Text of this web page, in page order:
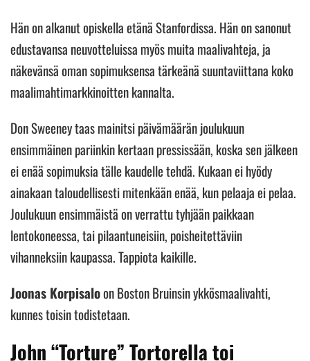
Hän on alkanut opiskella etänä Stanfordissa. Hän on sanonut
edustavansa neuvotteluissa myös muita maalivahteja, ja
näkevänsä oman sopimuksensa tärkeänä suuntaviittana koko
maalimahtimarkkinoitten kannalta.
Don Sweeney taas mainitsi päivämäärän joulukuun
ensimmäinen pariinkin kertaan pressissään, koska sen jälkeen
ei enää sopimuksia tälle kaudelle tehdä. Kukaan ei hyödy
ainakaan taloudellisesti mitenkään enää, kun pelaaja ei pelaa.
Joulukuun ensimmäistä on verrattu tyhjään paikkaan
lentokoneessa, tai pilaantuneisiin, poisheitettäviin
vihanneksiin kaupassa. Tappiota kaikille.
Joonas Korpisaloon Boston Bruinsin ykkösmaalivahti,
kunnes toisin todistetaan.
John “Torture” Tortorella toi